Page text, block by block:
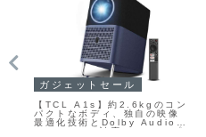
ガジェットセール
【TCL A1s】約2.6kgのコン
パクトなボディ、独自の映像
最適化技術とDolby Audio、
Google TV対応のフルHDプ